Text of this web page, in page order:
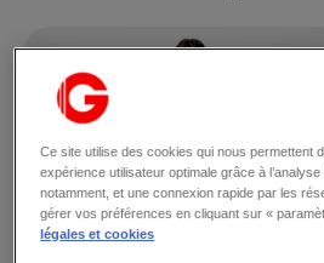
Ce site utilise des cookies qui nous permettent
expérience utilisateur optimale grâce à
notamment, et une connexion rapide par les
gérer vos préférences en cliquant sur «
légales et cookies